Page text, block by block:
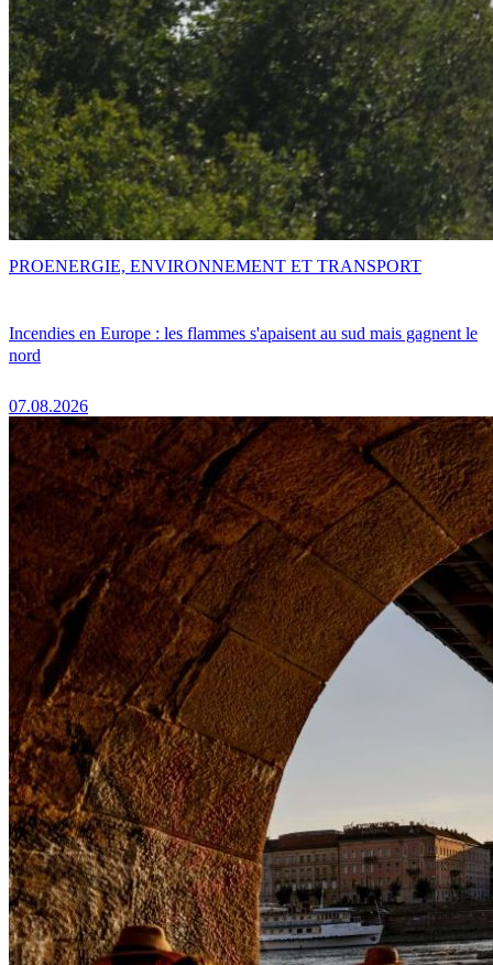
Incendies en Europe : les flammes s'apaisent au sud mais gagnent le
nord
07.08.2026
PROENERGIE, ENVIRONNEMENT ET TRANSPORT